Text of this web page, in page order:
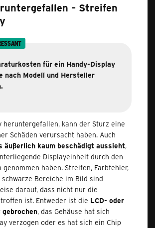
– Streifen
für ein Handy-Display
nach Modell und Hersteller
heruntergefallen, kann der Sturz eine
Schäden verursacht haben. Auch
äußerlich kaum beschädigt aussieht,
Displayeinheit durch den
genommen haben. Streifen, Farbfehler,
Bereiche im Bild sind
darauf, dass nicht nur die
ist. Entweder ist die LCD- oder
gebrochen, das Gehäuse hat sich
verzogen oder es hat sich ein Chip